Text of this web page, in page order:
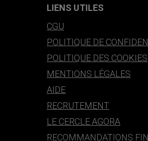
LIENS UTILES
CGU
POLITIQUE DE
POLITIQUE DES COOKIES
MENTIONS LÉGALES
AIDE
RECRUTEMENT
LE CERCLE AGORA
RECOMMANDATIONS